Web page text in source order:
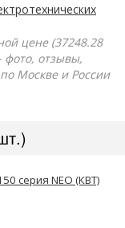
цене (37248.28
фото, отзывы,
Москве и России
серия NEO (КВТ)